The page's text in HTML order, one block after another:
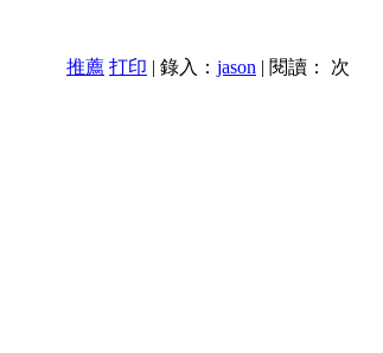
推薦 打印 | 錄入： jason | 閱讀：
次